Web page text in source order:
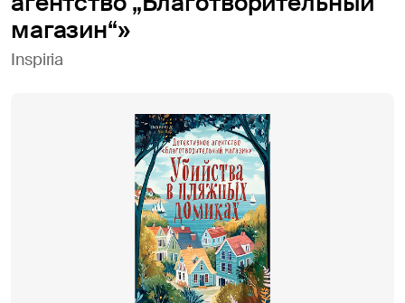
магазин“»
Inspiria